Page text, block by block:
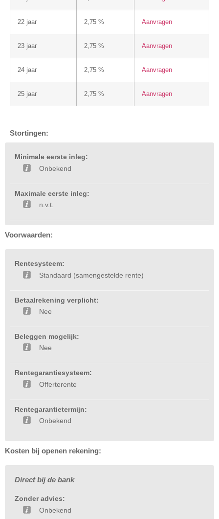
22 jaar 2,75 % Aanvragen
23 jaar 2,75 % Aanvragen
24 jaar 2,75 % Aanvragen
25 jaar 2,75 % Aanvragen
Stortingen:
Minimale eerste inleg:
Onbekend
Maximale eerste inleg:
n.v.t.
Voorwaarden:
Rentesysteem:
Standaard (samengestelde rente)
Betaalrekening verplicht:
Nee
Beleggen mogelijk:
Nee
Rentegarantiesysteem:
Offerterente
Rentegarantietermijn:
Onbekend
Kosten bij openen rekening:
Direct bij de bank
Zonder advies:
Onbekend